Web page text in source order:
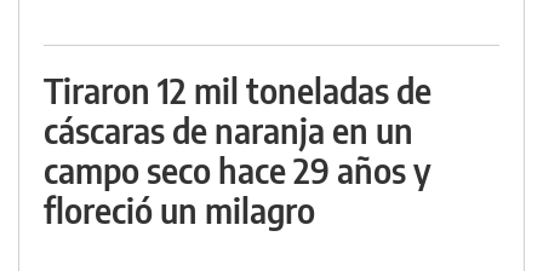
Tiraron 12 mil toneladas de
cáscaras de naranja en un
campo seco hace 29 años y
floreció un milagro